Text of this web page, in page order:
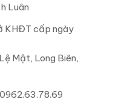
Luân
KHĐT cấp ngày
Mật, Long Biên,